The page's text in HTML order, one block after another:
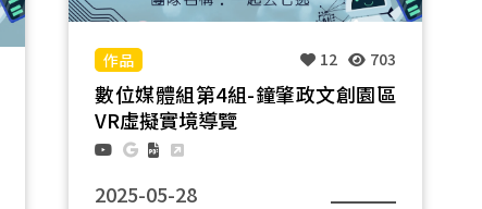
12 703
數位媒體組第4組-鐘肇政文創園區
VR虛擬實境導覽
2025-05-28